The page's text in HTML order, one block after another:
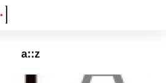
a::z